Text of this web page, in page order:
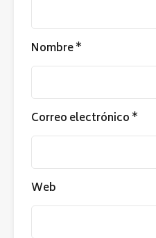
Nombre*
Correo electrónico*
Web